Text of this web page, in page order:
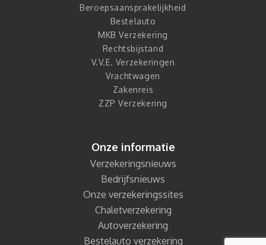
Beroepsaansprakelijkheid
Bestelauto
MKB Verzekering
Rechtsbijstand
V.V.E. Verzekeringen
Vrachtwagen
Zakenreis
ZZP Verzekering
Onze informatie
Verzekeringsnieuws
Bedrijfsnieuws
Onze verzekeringssites
Chaletverzekering
Autoverzekering
Bestelauto verzekering